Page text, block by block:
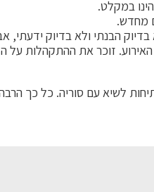
מחדש.
הבנתי ולא בדיוק
זוכר את ההתקהלות